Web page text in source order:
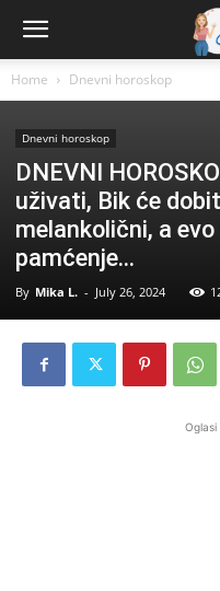
Home Dnevni horoskop
Dnevni horoskop
DNEVNI
uživati, Bik će
melankolični, a
pamćenje…
By Mika L. - July 26, 2024